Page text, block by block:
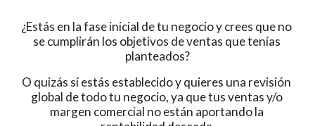
¿Estás en la fase inicial de tu negocio y crees que no
se cumplirán los objetivos de ventas que tenías
planteados?
O quizás sí estás establecido y quieres una revisión
global de todo tu negocio, ya que tus ventas y/o
margen comercial no están aportando la